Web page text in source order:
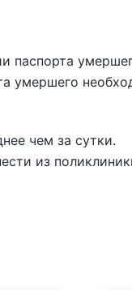
паспорта
умершего
чем за сутки.
из